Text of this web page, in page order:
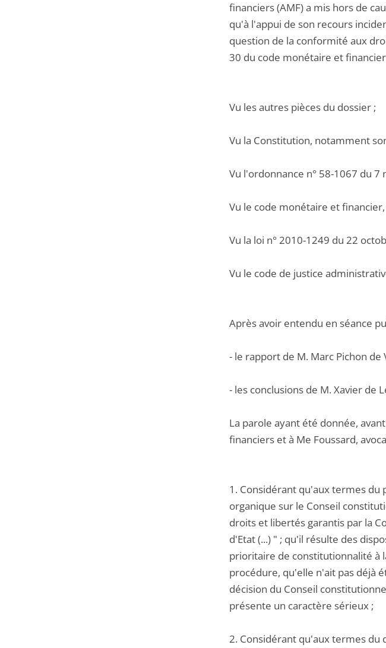
financiers (AMF) a mis hors de
qu'à l'appui de son recours
question de la conformité aux
30 du code monétaire et
Vu les autres pièces du dossier ;
Vu la Constitution, notamment
Vu l'ordonnance n° 58-1067 du 7
Vu le code monétaire et
Vu la loi n° 2010-1249 du 22
Vu le code de justice
Après avoir entendu en séance
- le rapport de M. Marc Pichon
- les conclusions de M. Xavier de
La parole ayant été donnée,
financiers et à Me Foussard,
1. Considérant qu'aux termes
organique sur le Conseil
droits et libertés garantis par la
d'Etat (...) " ; qu'il résulte des
prioritaire de constitutionnalité à
procédure, qu'elle n'ait pas déjà
décision du Conseil
présente un caractère sérieux ;
2. Considérant qu'aux termes du